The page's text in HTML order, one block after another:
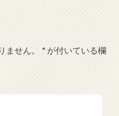
ません。 *が付いている欄